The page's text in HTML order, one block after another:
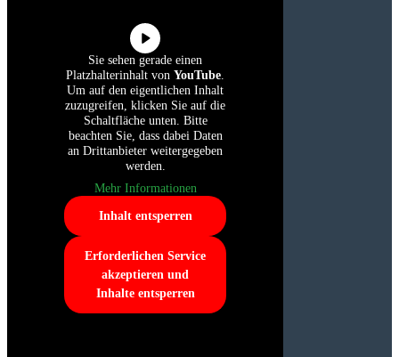
Sie sehen gerade einen
Platzhalterinhalt von YouTube.
Um auf den eigentlichen Inhalt
zuzugreifen, klicken Sie auf die
Schaltfläche unten. Bitte
beachten Sie, dass dabei Daten
an Drittanbieter weitergegeben
werden.
Mehr Informationen
Inhalt entsperren
Erforderlichen Service
akzeptieren und
Inhalte entsperren